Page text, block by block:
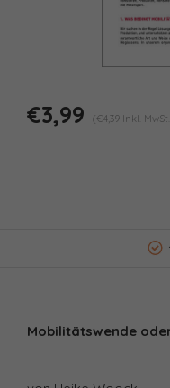
€3,99 (€4,39 Inkl.
Mobilitätswende